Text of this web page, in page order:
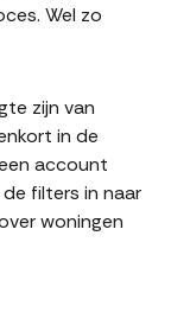
Wel zo
zijn van
in de
account
filters in naar
woningen